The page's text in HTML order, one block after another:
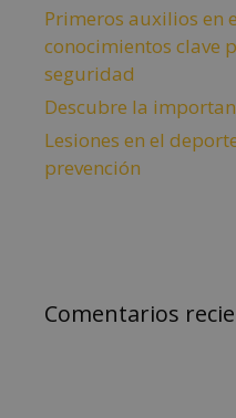
Primeros auxilios en
conocimientos clave
seguridad
Descubre la
Lesiones en el
prevención
Comentarios